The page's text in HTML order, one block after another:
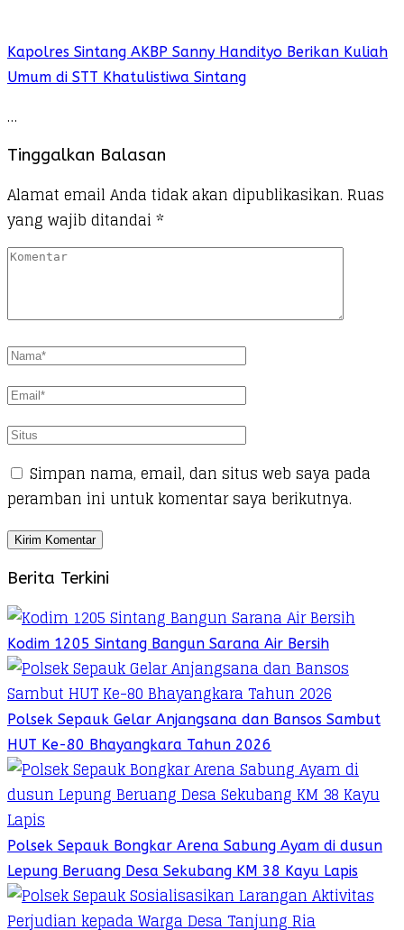
Kapolres Sintang AKBP Sanny Handityo Berikan Kuliah
Umum di STT Khatulistiwa Sintang
…
Tinggalkan Balasan
Alamat email Anda tidak akan dipublikasikan. Ruas
yang wajib ditandai *
Simpan nama, email, dan situs web saya pada
peramban ini untuk komentar saya berikutnya.
Berita Terkini
Kodim 1205 Sintang Bangun Sarana Air Bersih
Polsek Sepauk Gelar Anjangsana dan Bansos Sambut
HUT Ke-80 Bhayangkara Tahun 2026
Polsek Sepauk Bongkar Arena Sabung Ayam di dusun
Lepung Beruang Desa Sekubang KM 38 Kayu Lapis